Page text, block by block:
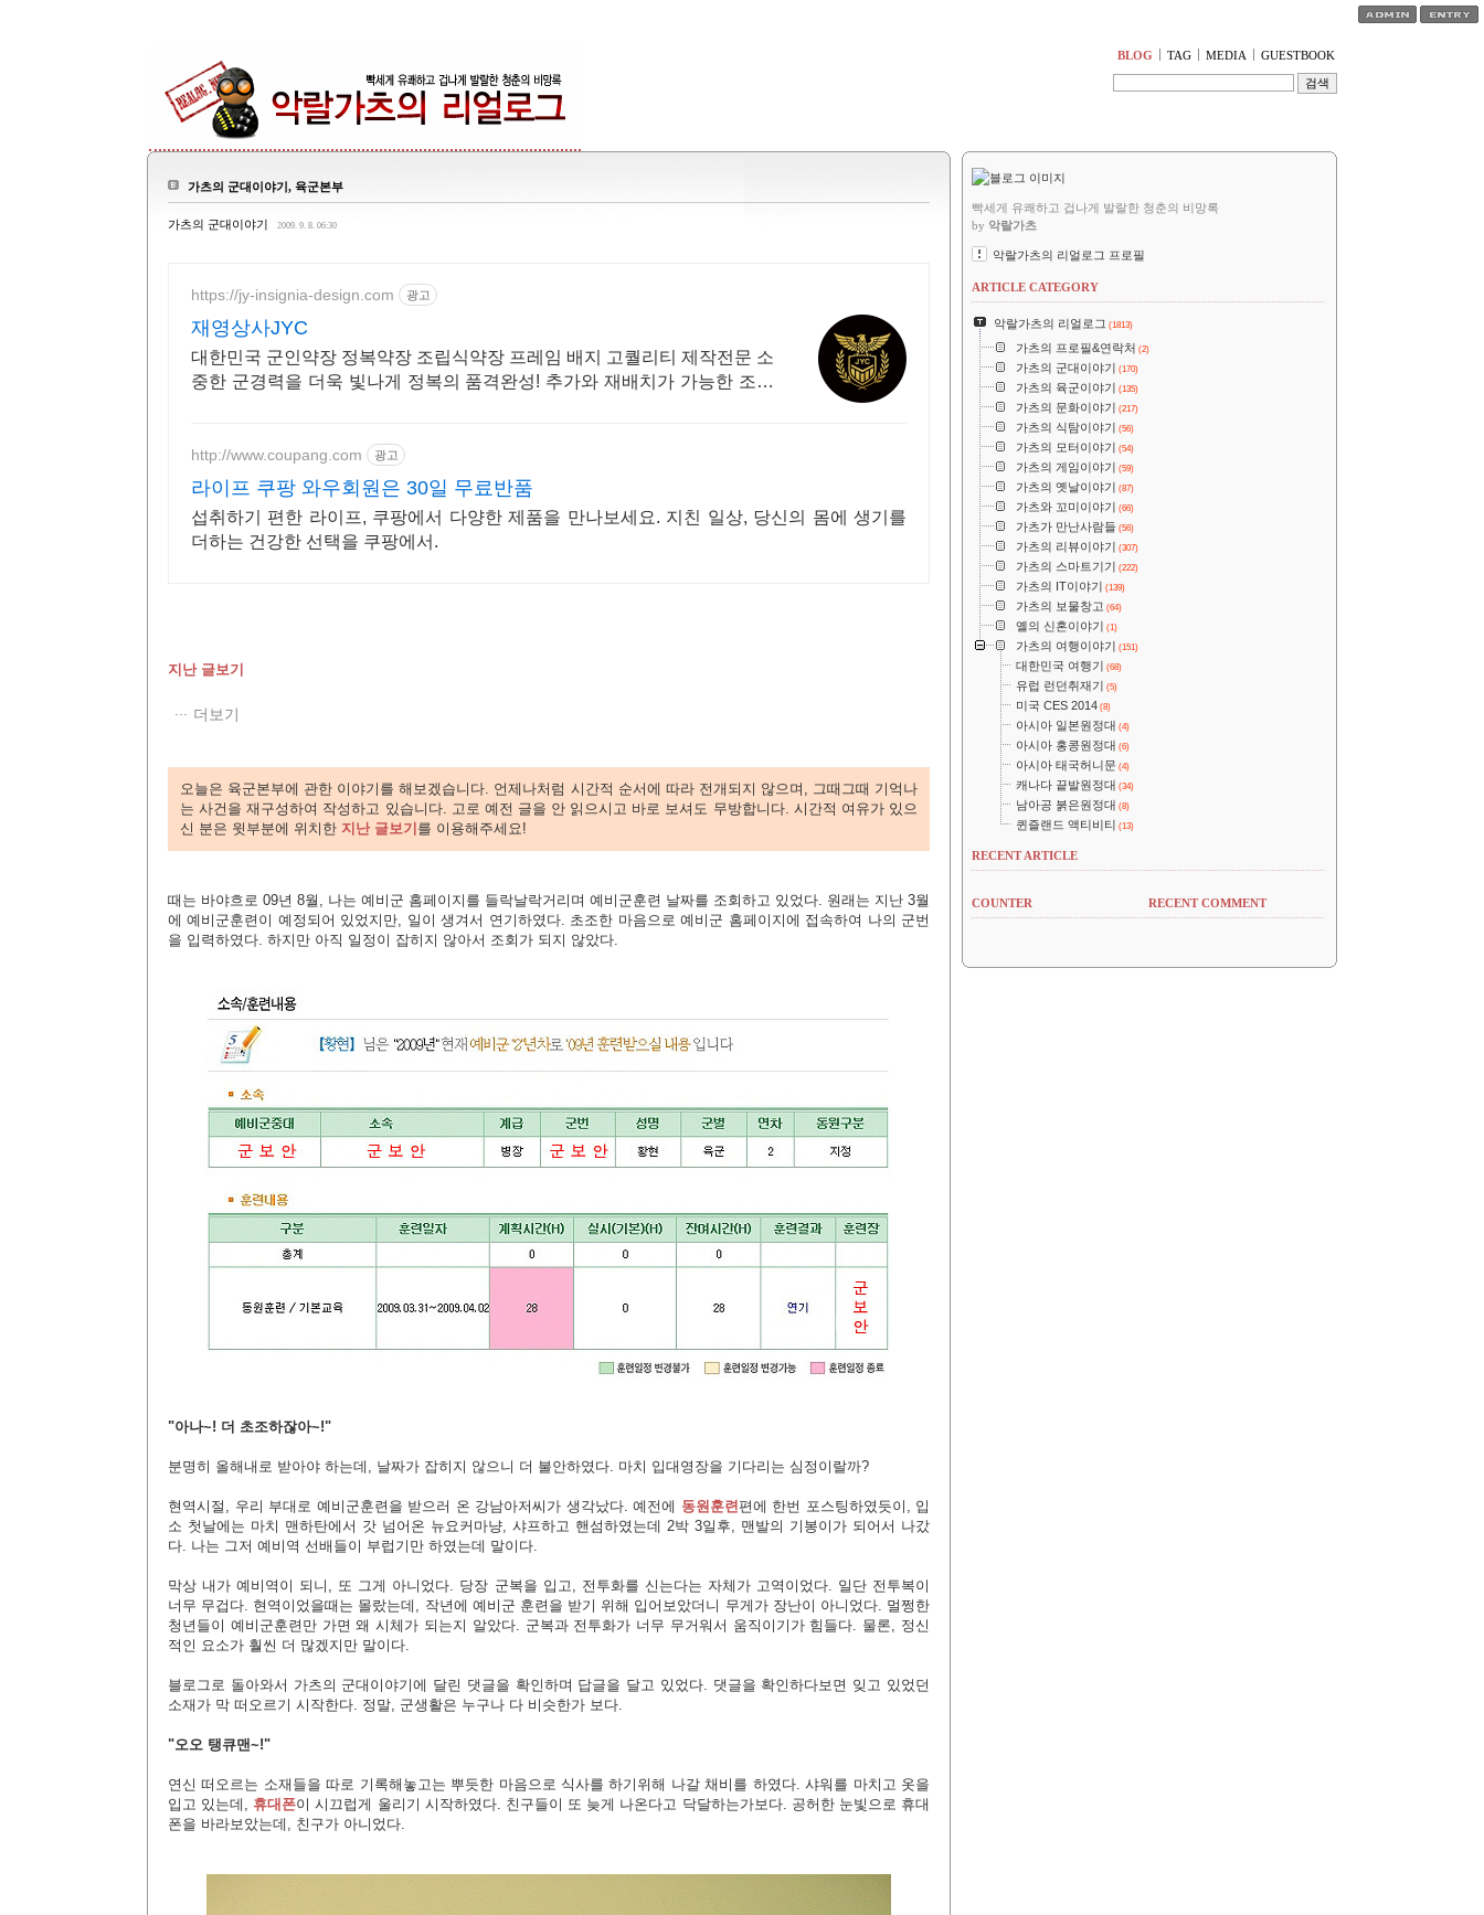
BLOG TAG MEDIA GUESTBOOK
가츠의 군대이야기, 육군본부
가츠의 군대이야기 2009. 9. 8. 06:30
https://jy-insignia-design.com 광고
재영상사JYC
대한민국 군인약장 정복약장 조립식약장 프레임 배지 고퀄리티 제작전문 소
중한 군경력을 더욱 빛나게 정복의 품격완성! 추가와 재배치가 가능한 조립
http://www.coupang.com 광고
라이프 쿠팡 와우회원은 30일 무료반품
섭취하기 편한 라이프, 쿠팡에서 다양한 제품을 만나보세요. 지친 일상, 당신의 몸에 생기를
더하는 건강한 선택을 쿠팡에서.
지난 글보기
더보기
오늘은 육군본부에 관한 이야기를 해보겠습니다. 언제나처럼 시간적 순서에 따라 전개되지 않으며, 그때그때 기억나
는 사건을 재구성하여 작성하고 있습니다. 고로 예전 글을 안 읽으시고 바로 보셔도 무방합니다. 시간적 여유가 있으
신 분은 윗부분에 위치한 지난 글보기 를 이용해주세요!
때는 바야흐로 09년 8월, 나는 예비군 홈페이지를 들락날락거리며 예비군훈련 날짜를 조회하고 있었다. 원래는 지난 3월
에 예비군훈련이 예정되어 있었지만, 일이 생겨서 연기하였다. 초조한 마음으로 예비군 홈페이지에 접속하여 나의 군번
을 입력하였다. 하지만 아직 일정이 잡히지 않아서 조회가 되지 않았다.
"아나~! 더 초조하잖아~!"
분명히 올해내로 받아야 하는데, 날짜가 잡히지 않으니 더 불안하였다. 마치 입대영장을 기다리는 심정이랄까?
현역시절, 우리 부대로 예비군훈련을 받으러 온 강남아저씨가 생각났다. 예전에 동원훈련편에 한번 포스팅하였듯이, 입
소 첫날에는 마치 맨하탄에서 갓 넘어온 뉴요커마냥, 샤프하고 핸섬하였는데 2박 3일후, 맨발의 기봉이가 되어서 나갔
다. 나는 그저 예비역 선배들이 부럽기만 하였는데 말이다.
막상 내가 예비역이 되니, 또 그게 아니었다. 당장 군복을 입고, 전투화를 신는다는 자체가 고역이었다. 일단 전투복이
너무 무겁다. 현역이었을때는 몰랐는데, 작년에 예비군 훈련을 받기 위해 입어보았더니 무게가 장난이 아니었다. 멀쩡한
청년들이 예비군훈련만 가면 왜 시체가 되는지 알았다. 군복과 전투화가 너무 무거워서 움직이기가 힘들다. 물론, 정신
적인 요소가 훨씬 더 많겠지만 말이다.
블로그로 돌아와서 가츠의 군대이야기에 달린 댓글을 확인하며 답글을 달고 있었다. 댓글을 확인하다보면 잊고 있었던
소재가 막 떠오르기 시작한다. 정말, 군생활은 누구나 다 비슷한가 보다.
"오오 탱큐맨~!"
연신 떠오르는 소재들을 따로 기록해놓고는 뿌듯한 마음으로 식사를 하기위해 나갈 채비를 하였다. 샤워를 마치고 옷을
입고 있는데, 휴대폰이 시끄럽게 울리기 시작하였다. 친구들이 또 늦게 나온다고 닥달하는가보다. 공허한 눈빛으로 휴대
폰을 바라보았는데, 친구가 아니었다.
빡세게 유쾌하고 겁나게 발랄한 청춘의 비망록
by 악랄가츠
악랄가츠의 리얼로그 프로필
ARTICLE CATEGORY
악랄가츠의 리얼로그 (1813)
가츠의 프로필&연락처 (2)
가츠의 군대이야기 (170)
가츠의 육군이야기 (135)
가츠의 문화이야기 (217)
가츠의 식탐이야기 (56)
가츠의 모터이야기 (54)
가츠의 게임이야기 (59)
가츠의 옛날이야기 (87)
가츠와 꼬미이야기 (66)
가츠가 만난사람들 (56)
가츠의 리뷰이야기 (307)
가츠의 스마트기기 (222)
가츠의 IT이야기 (139)
가츠의 보물창고 (64)
옐의 신혼이야기 (1)
가츠의 여행이야기 (151)
대한민국 여행기 (68)
유럽 런던취재기 (5)
미국 CES 2014 (8)
아시아 일본원정대 (4)
아시아 홍콩원정대 (6)
아시아 태국허니문 (4)
캐나다 끝발원정대 (34)
남아공 붉은원정대 (8)
퀸즐랜드 액티비티 (13)
RECENT ARTICLE
COUNTER RECENT COMMENT
티스토리툴바